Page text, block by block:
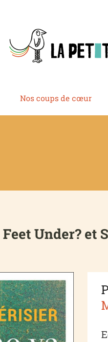
Nos coups de cœur
Under? et